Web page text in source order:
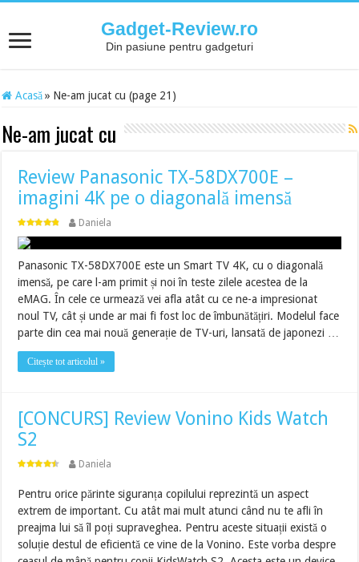
Gadget-Review.ro
Din pasiune pentru gadgeturi
Acasă » Ne-am jucat cu (page 21)
Ne-am jucat cu
Review Panasonic TX-58DX700E –
imagini 4K pe o diagonală imensă
Daniela
Panasonic TX-58DX700E este un Smart TV 4K, cu o diagonală
imensă, pe care l-am primit și noi în teste zilele acestea de la
eMAG. În cele ce urmează vei afla atât cu ce ne-a impresionat
noul TV, cât și unde ar mai fi fost loc de îmbunătățiri. Modelul face
parte din cea mai nouă generație de TV-uri, lansată de japonezi …
Citește tot articolul »
[CONCURS] Review Vonino Kids Watch
S2
Daniela
Pentru orice părinte siguranța copilului reprezintă un aspect
extrem de important. Cu atât mai mult atunci când nu te afli în
preajma lui să îl poți supraveghea. Pentru aceste situații există o
soluție destul de eficientă ce vine de la Vonino. Este vorba despre